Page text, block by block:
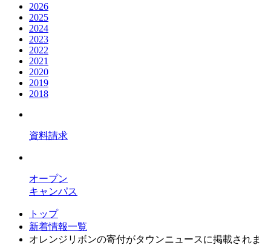
2026
2025
2024
2023
2022
2021
2020
2019
2018
資料請求
オープン
キャンパス
トップ
新着情報一覧
オレンジリボンの寄付がタウンニュースに掲載されま